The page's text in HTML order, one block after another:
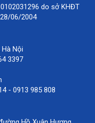
do sở KHĐT
06/2004
Nội
3397
- 0913 985 808